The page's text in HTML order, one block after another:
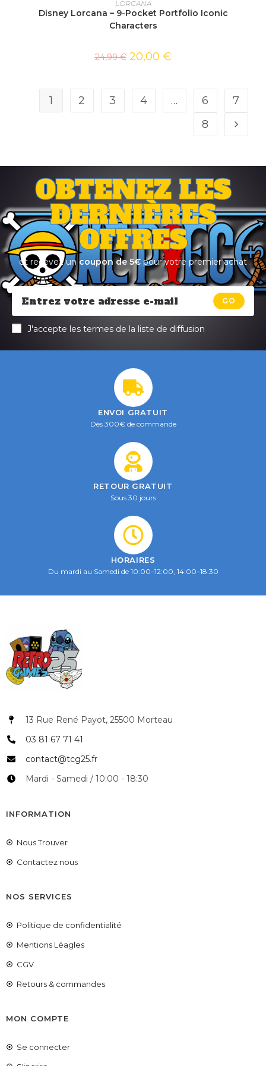
LORCANA
Disney Lorcana – 9-Pocket Portfolio Iconic
Characters
24,99€ 20,00 €
1 2 3 4 … 6
7
8
OBTENEZ LES
DERNIÈRES
OFFRES
et recevez un coupon de 5€ pour votre premier achat
GO
J'accepte les termes de la liste de diffusion
ENVOI GRATUIT
Dès 300€ de commande
RETOUR GRATUIT
Sous 30 jours
HORAIRES
Du mardi au Samedi de 10:00–12:00, 14:00–18:30
13 Rue René Payot, 25500 Morteau
03 81 67 71 41
contact@tcg25.fr
Mardi - Samedi / 10:00 - 18:30
INFORMATION
Nous Trouver
Contactez nous
NOS SERVICES
Politique de confidentialité
Mentions Léagles
CGV
Retours & commandes
MON COMPTE
Se connecter